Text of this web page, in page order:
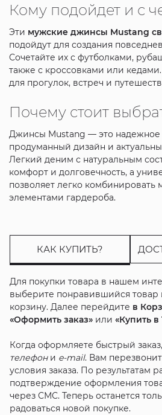
Кому подойдет и с
Эти мужские джинсы Mustang
подойдут для создания
Сочетайте их с футболками,
также с кроссовками или
для прогулок, встреч и
Почему стоит
Джинсы Mustang — это надежное
продуманный дизайн и
Легкий деним с натуральным
комфорт и долговечность, а
позволяет легко
элементами гардероба.
КАК КУПИТЬ?
Для покупки товара в нашем
выберите понравившийся товар
корзину. Далее перейдите в
«Оформить заказ»или «Купить в
Когда оформляете быстрый
телефони e-mail. Вам
условия заказа. По результатам
подтверждение оформления
через СМС. Теперь останется
радоваться новой покупке.